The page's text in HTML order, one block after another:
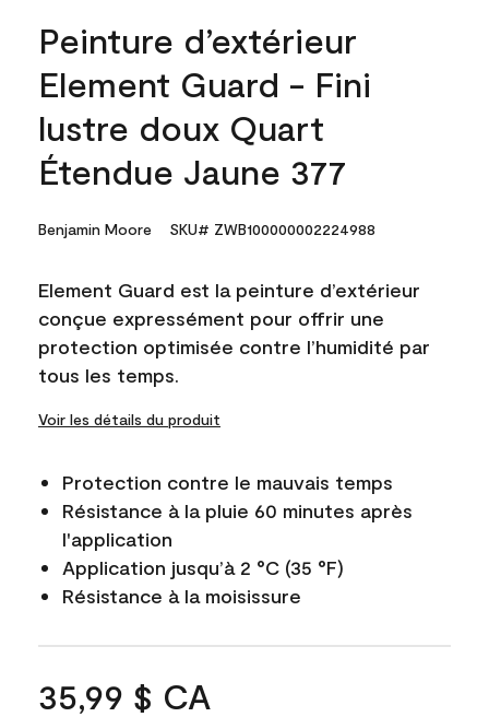
Peinture d’extérieur
Element Guard - Fini
lustre doux Quart
Étendue Jaune 377
Benjamin Moore SKU# ZWB100000002224988
Element Guard est la peinture d’extérieur
conçue expressément pour offrir une
protection optimisée contre l’humidité par
tous les temps.
Voir les détails du produit
Protection contre le mauvais temps
Résistance à la pluie 60 minutes après
l'application
Application jusqu’à 2 °C (35 °F)
Résistance à la moisissure
35,99 $ CA